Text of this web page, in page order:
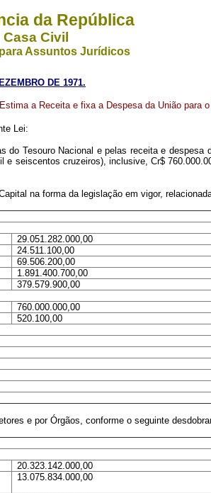
da República
Casa Civil
Assuntos Jurídicos
DE 1971.
Estima a Receita e fixa a Despesa da União para
Lei:
Tesouro Nacional e pelas receita e despesa
seiscentos cruzeiros), inclusive, Cr$
na forma da legislação em vigor,
29.051.282.000,00
24.511.100,00
69.506.200,00
1.891.400.700,00
379.579.900,00
760.000.000,00
520.100,00
e por Órgãos, conforme o seguinte
20.323.142.000,00
13.075.834.000,00